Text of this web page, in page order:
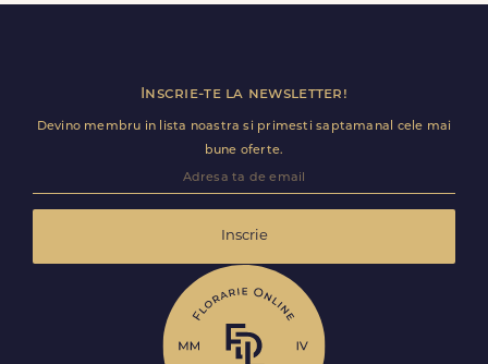
Florile sunt livrate rapid, direct de curierii nostri proprii.
Inscrie-te la newsletter!
Devino membru in lista noastra si primesti saptamanal cele mai
bune oferte.
Inscrie